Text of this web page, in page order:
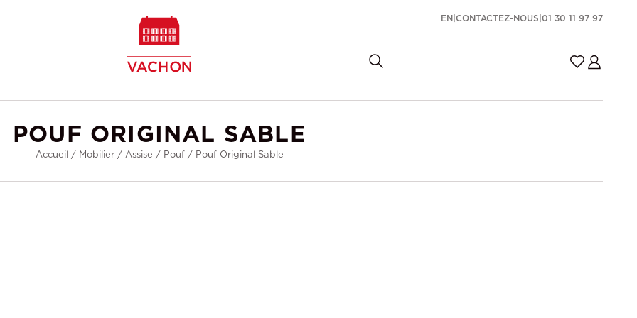
EN CONTACTEZ-NOUS 01 30 11 97 97
POUF ORIGINAL SABLE
Accueil / Mobilier/ Assise / Pouf/ Pouf Original Sable